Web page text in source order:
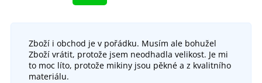
Velká pikniková deka JN1906
Zboží i obchod je v pořádku. Musím ale bohužel
Zboží vrátit, protože jsem neodhadla velikost. Je mi
to moc líto, protože mikiny jsou pěkné a z kvalitního
materiálu.